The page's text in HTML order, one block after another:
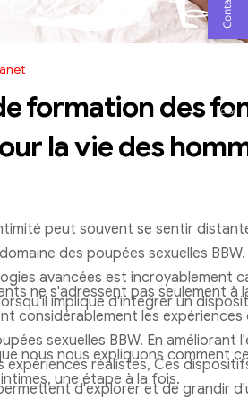
formation des
la vie des
peut souvent se sentir
des poupées sexuelles
avancées est incroyablement
implique d'intégrer un
ne s'adressent pas seulement à
considérablement les
sexuelles BBW. En améliorant
expériences réalistes, Ces
d'explorer et de grandir
nous nous expliquons comment
une étape à la fois.
Chat